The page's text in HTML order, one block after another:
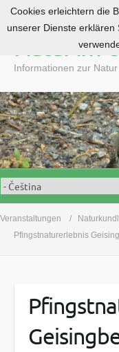
o
c
o
n
t
e
n
Natur im
Informationen zur
Veranstaltungen
Pfingstnaturerlebnis
Cookies erleichtern die
unserer Dienste erklären